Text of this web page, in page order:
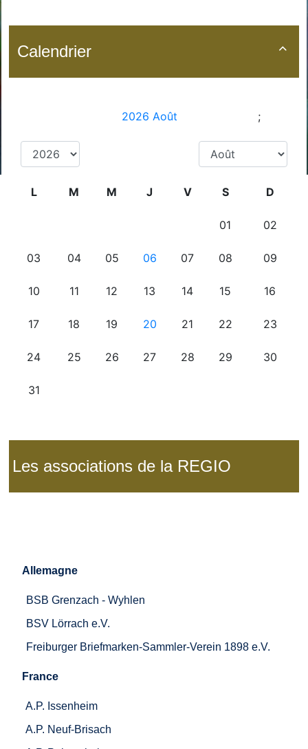

Calendrier
Les associations de la REGIO
Allemagne
BSB Grenzach - Wyhlen
BSV Lörrach e.V.
Freiburger Briefmarken-Sammler-Verein 1898 e.V.
France
A.P. Issenheim
A.P. Neuf-Brisach